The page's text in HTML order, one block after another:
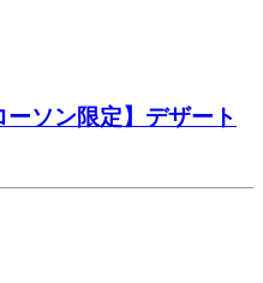
ソン限定】デザート